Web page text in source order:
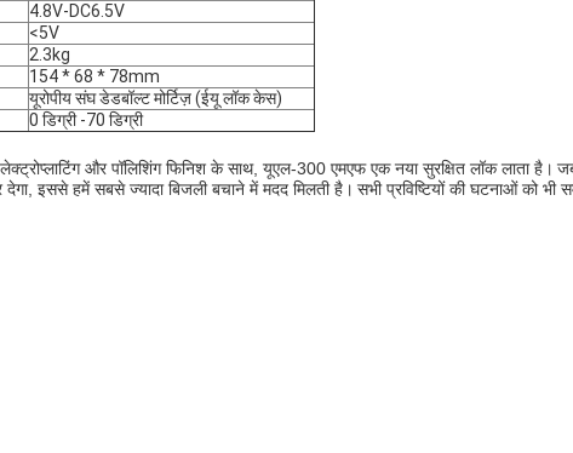
4.8V-DC6.5V
<5V
2.3kg
154 * 68 * 78mm
यूरोपीय संघ डेडबॉल्ट मोर्टिज़ (ईयू लॉक केस)
0 डिग्री -70 डिग्री
और पॉलिशिंग फिनिश के साथ, यूएल-300 एमएफ एक नया सुरक्षित लॉक लाता है।
इससे हमें सबसे ज्यादा बिजली बचाने में मदद मिलती है। सभी प्रविष्टियों की घटनाओं को